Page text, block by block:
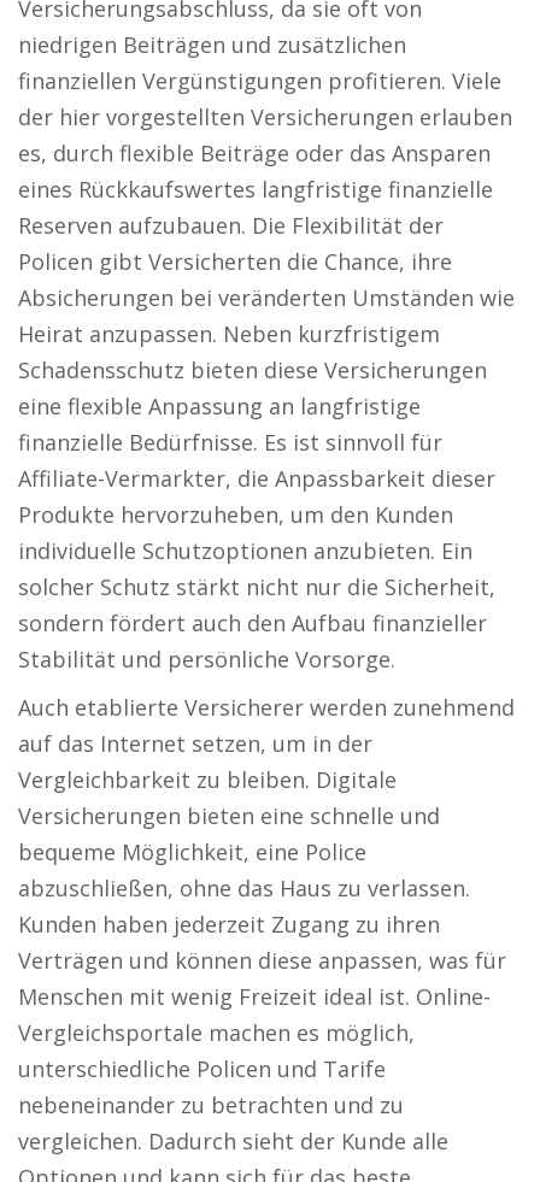
Versicherungsabschluss, da sie oft von
niedrigen Beiträgen und zusätzlichen
finanziellen Vergünstigungen profitieren. Viele
der hier vorgestellten Versicherungen erlauben
es, durch flexible Beiträge oder das Ansparen
eines Rückkaufswertes langfristige finanzielle
Reserven aufzubauen. Die Flexibilität der
Policen gibt Versicherten die Chance, ihre
Absicherungen bei veränderten Umständen wie
Heirat anzupassen. Neben kurzfristigem
Schadensschutz bieten diese Versicherungen
eine flexible Anpassung an langfristige
finanzielle Bedürfnisse. Es ist sinnvoll für
Affiliate-Vermarkter, die Anpassbarkeit dieser
Produkte hervorzuheben, um den Kunden
individuelle Schutzoptionen anzubieten. Ein
solcher Schutz stärkt nicht nur die Sicherheit,
sondern fördert auch den Aufbau finanzieller
Stabilität und persönliche Vorsorge.
Auch etablierte Versicherer werden zunehmend
auf das Internet setzen, um in der
Vergleichbarkeit zu bleiben. Digitale
Versicherungen bieten eine schnelle und
bequeme Möglichkeit, eine Police
abzuschließen, ohne das Haus zu verlassen.
Kunden haben jederzeit Zugang zu ihren
Verträgen und können diese anpassen, was für
Menschen mit wenig Freizeit ideal ist. Online-
Vergleichsportale machen es möglich,
unterschiedliche Policen und Tarife
nebeneinander zu betrachten und zu
vergleichen. Dadurch sieht der Kunde alle